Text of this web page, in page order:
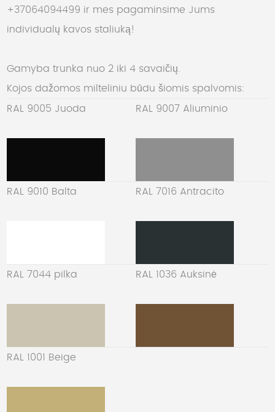
+37064094499 ir mes pagaminsime Jums
individualų kavos staliuką!
Gamyba trunka nuo 2 iki 4 savaičių.
Kojos dažomos milteliniu būdu šiomis spalvomis:
RAL 9005 Juoda RAL 9007 Aliuminio
RAL 9010 Balta RAL 7016 Antracito
RAL 7044 pilka RAL 1036 Auksinė
RAL 1001 Beige